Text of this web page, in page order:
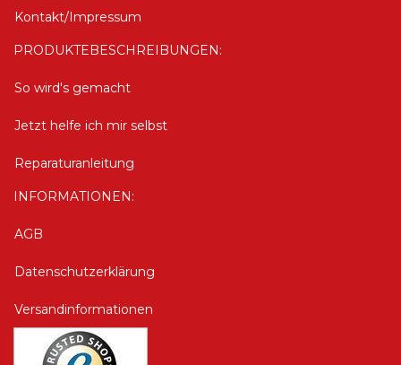
Kontakt/Impressum
PRODUKTEBESCHREIBUNGEN:
So wird's gemacht
Jetzt helfe ich mir selbst
Reparaturanleitung
INFORMATIONEN:
AGB
Datenschutzerklärung
Versandinformationen